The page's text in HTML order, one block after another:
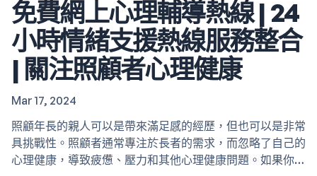
免費網上心理輔導熱線 | 24
小時情緒支援熱線服務整合
| 關注照顧者心理健康
Mar 17, 2024
照顧年長的親人可以是帶來滿足感的經歷，但也可以是非常
具挑戰性。照顧者通常專注於長者的需求，而忽略了自己的
心理健康，導致疲憊、壓力和其他心理健康問題。如果你有